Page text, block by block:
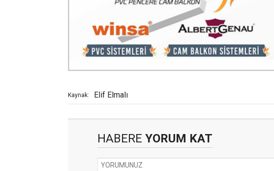
Kaynak: Elif Elmalı
HABERE YORUM KAT